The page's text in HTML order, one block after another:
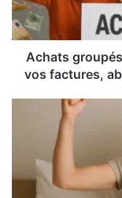
pour
économiser
sur
vos
factures,
quotidien
Achats
vos factures,
maximiser
concours